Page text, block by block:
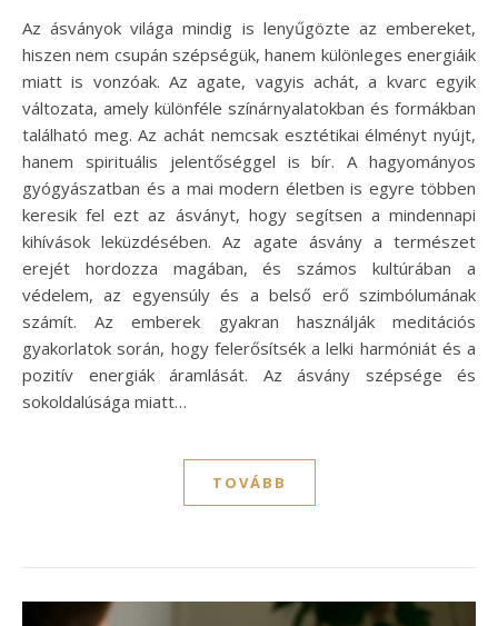
Az ásványok világa mindig is lenyűgözte az embereket,
hiszen nem csupán szépségük, hanem különleges energiáik
miatt is vonzóak. Az agate, vagyis achát, a kvarc egyik
változata, amely különféle színárnyalatokban és formákban
található meg. Az achát nemcsak esztétikai élményt nyújt,
hanem spirituális jelentőséggel is bír. A hagyományos
gyógyászatban és a mai modern életben is egyre többen
keresik fel ezt az ásványt, hogy segítsen a mindennapi
kihívások leküzdésében. Az agate ásvány a természet
erejét hordozza magában, és számos kultúrában a
védelem, az egyensúly és a belső erő szimbólumának
számít. Az emberek gyakran használják meditációs
gyakorlatok során, hogy felerősítsék a lelki harmóniát és a
pozitív energiák áramlását. Az ásvány szépsége és
sokoldalúsága miatt…
TOVÁBB